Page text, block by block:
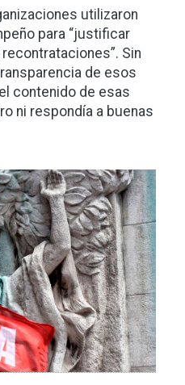
utilizaron
para “justificar
Sin
de esos
contenido de esas
ni respondía a buenas